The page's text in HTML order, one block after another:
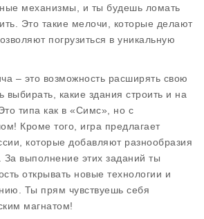
механизмы, и ты будешь ломать
Это такие мелочи, которые делают
погрузиться в уникальную
– это возможность расширять свою
какие здания строить и на
типа как в «Симс», но с
Кроме того, игра предлагает
которые добавляют разнообразия
За выполнение этих заданий ты
открывать новые технологии и
Ты прям чувствуешь себя
магнатом!